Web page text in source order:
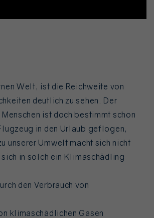
Welt, ist die Reichweite von
deutlich zu sehen. Der
ist doch bestimmt schon
in den Urlaub geflogen,
unserer Umwelt macht sich nicht
sich in solch ein Klimaschädling
den Verbrauch von
klimaschädlichen Gasen